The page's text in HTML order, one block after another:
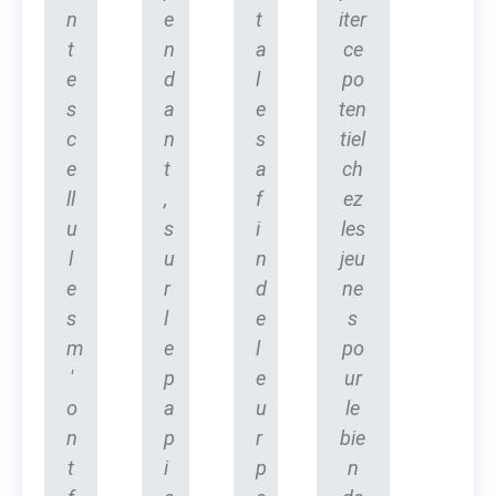
n
t
e
s
c
e
ll
u
l
e
s
m
'
o
n
t
e
n
d
a
n
t
,
s
u
r
l
e
p
a
p
i
t
a
l
e
s
a
f
i
n
d
e
l
e
u
r
p
iter
ce
po
ten
tiel
ch
ez
les
jeu
ne
s
po
ur
le
bie
n